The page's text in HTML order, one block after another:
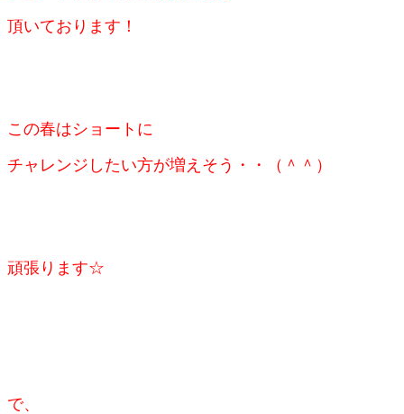
頂いております！
この春はショートに
チャレンジしたい方が増えそう・・（＾＾）
頑張ります☆
で、